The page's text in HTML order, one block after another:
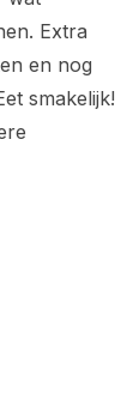
Extra
en nog
smakelijk!